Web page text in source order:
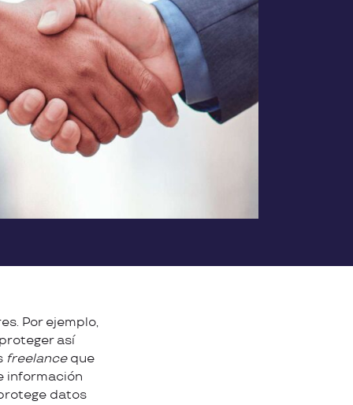
Por ejemplo,
así
freelance que
información
datos